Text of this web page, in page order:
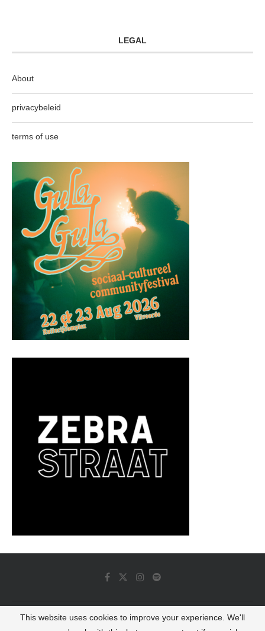
LEGAL
About
privacybeleid
terms of use
© 2022 - Luminous Dash All Rights Reserved
This website uses cookies to improve your experience. We'll